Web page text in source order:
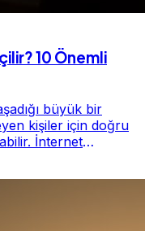
10 Önemli
büyük bir
kişiler için doğru
İnternet